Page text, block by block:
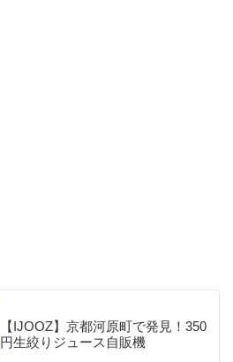
【IJOOZ】京都河原町で発見！350
円生絞りジュース自販機